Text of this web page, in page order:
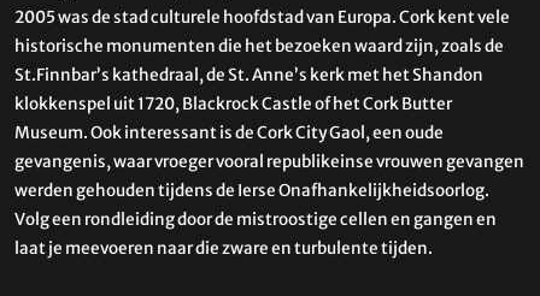
2005 was de stad culturele hoofdstad van Europa. Cork kent vele
historische monumenten die het bezoeken waard zijn, zoals de
St.Finnbar’s kathedraal, de St. An­ne’s kerk met het Shandon
klokkenspel uit 1720, Blackrock Castle of het Cork Butter
Museum. Ook interessant is de Cork City Gaol, een oude
gevangenis, waar vroeger vooral republikeinse vrouwen gevangen
werden gehouden tijdens de Ierse Onafhankelijkheidsoorlog.
Volg een rondleiding door de mistroostige cellen en gangen en
laat je meevoeren naar die zware en turbulente tijden.